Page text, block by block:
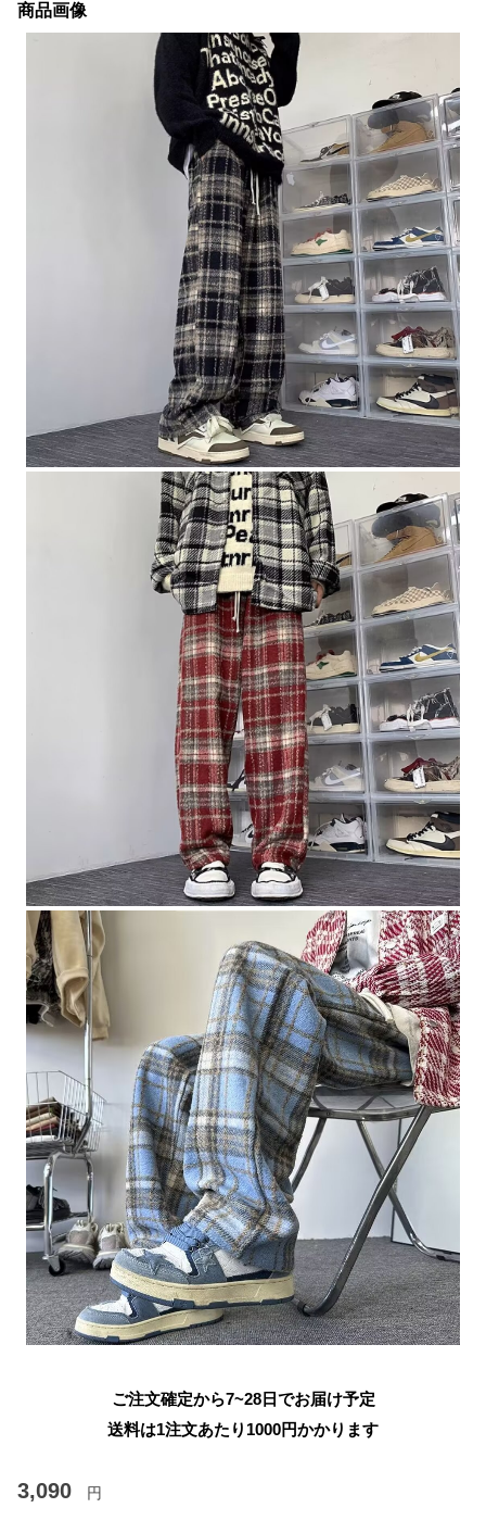
商品画像
ご注文確定から7~28日でお届け予定
送料は1注文あたり 1000円かかります
3,090 円